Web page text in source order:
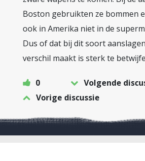
Boston gebruikten ze bommen
ook in Amerika niet in de
Dus of dat bij dit soort
verschil maakt is sterk te
0
Volgende
Vorige discussie